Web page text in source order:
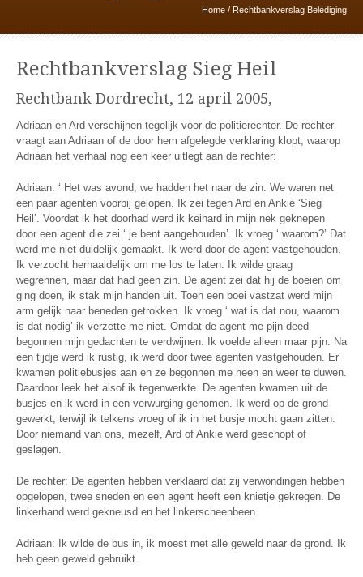
Home / Rechtbankverslag Belediging
Rechtbankverslag Sieg Heil
Rechtbank Dordrecht, 12 april 2005,
Adriaan en Ard verschijnen tegelijk voor de politierechter. De rechter
vraagt aan Adriaan of de door hem afgelegde verklaring klopt, waarop
Adriaan het verhaal nog een keer uitlegt aan de rechter:
Adriaan: ‘ Het was avond, we hadden het naar de zin. We waren net
een paar agenten voorbij gelopen. Ik zei tegen Ard en Ankie ‘Sieg
Heil’. Voordat ik het doorhad werd ik keihard in mijn nek geknepen
door een agent die zei ‘ je bent aangehouden’. Ik vroeg ‘ waarom?’ Dat
werd me niet duidelijk gemaakt. Ik werd door de agent vastgehouden.
Ik verzocht herhaaldelijk om me los te laten. Ik wilde graag
wegrennen, maar dat had geen zin. De agent zei dat hij de boeien om
ging doen, ik stak mijn handen uit. Toen een boei vastzat werd mijn
arm gelijk naar beneden getrokken. Ik vroeg ‘ wat is dat nou, waarom
is dat nodig’ ik verzette me niet. Omdat de agent me pijn deed
begonnen mijn gedachten te verdwijnen. Ik voelde alleen maar pijn. Na
een tijdje werd ik rustig, ik werd door twee agenten vastgehouden. Er
kwamen politiebusjes aan en ze begonnen me heen en weer te duwen.
Daardoor leek het alsof ik tegenwerkte. De agenten kwamen uit de
busjes en ik werd in een verwurging genomen. Ik werd op de grond
gewerkt, terwijl ik telkens vroeg of ik in het busje mocht gaan zitten.
Door niemand van ons, mezelf, Ard of Ankie werd geschopt of
geslagen.
De rechter: De agenten hebben verklaard dat zij verwondingen hebben
opgelopen, twee sneden en een agent heeft een knietje gekregen. De
linkerhand werd gekneusd en het linkerscheenbeen.
Adriaan: Ik wilde de bus in, ik moest met alle geweld naar de grond. Ik
heb geen geweld gebruikt.